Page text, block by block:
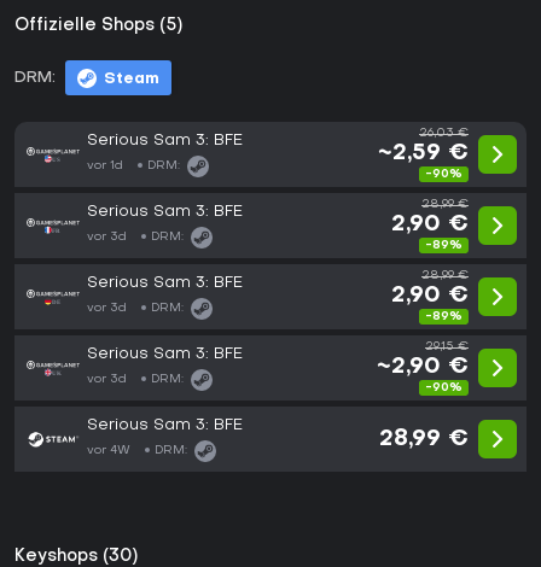
Offizielle Shops (5)
DRM: Steam
Serious Sam 3: BFE
vor 1d DRM:
26,03 €
~2,59 €
-90%
Serious Sam 3: BFE
vor 3d DRM:
28,99 €
2,90 €
-89%
Serious Sam 3: BFE
vor 3d DRM:
28,99 €
2,90 €
-89%
Serious Sam 3: BFE
vor 3d DRM:
29,15 €
~2,90 €
-90%
Serious Sam 3: BFE
vor 4W DRM:
28,99 €
Keyshops (30)